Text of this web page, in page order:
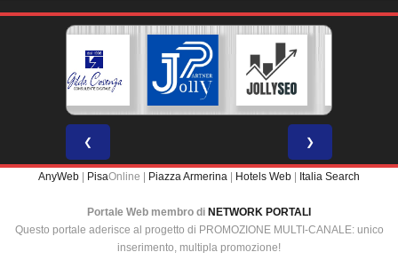
❮ ❯
AnyWeb PisaOnline | Piazza Armerina Hotels Web Italia Search
Portale Web membro di NETWORK PORTALI
Questo portale aderisce al progetto di PROMOZIONE MULTI-CANALE: unico
inserimento, multipla promozione!